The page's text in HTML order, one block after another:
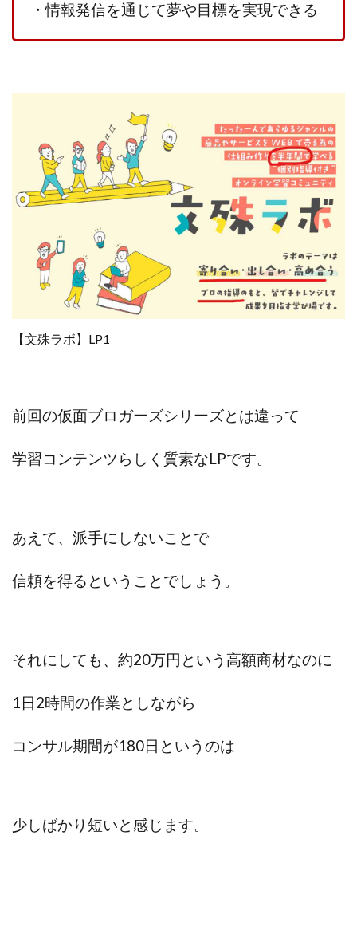
・情報発信を通じて夢や目標を実現できる
【文殊ラボ】LP1
前回の仮面ブロガーズシリーズとは違って
学習コンテンツらしく質素なLPです。
あえて、派手にしないことで
信頼を得るということでしょう。
それにしても、約20万円という高額商材なのに
1日2時間の作業としながら
コンサル期間が180日というのは
少しばかり短いと感じます。